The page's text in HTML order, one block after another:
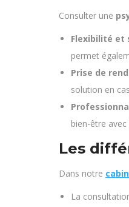
Consulter une
Flexibilité et
permet
Prise de
solution en
bien-être
Les
Dans notre
La